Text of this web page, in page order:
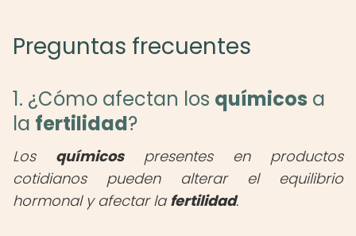
Preguntas frecuentes
1. ¿Cómo afectan los químicos a
la fertilidad?
Los químicospresentes en productos
cotidianos pueden alterar el equilibrio
hormonal y afectar la fertilidad.